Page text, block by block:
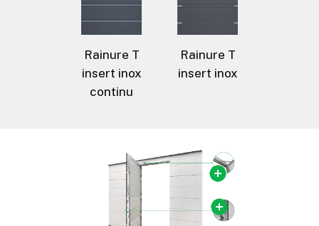
Rainure T
insert inox
continu
Rainure T
insert inox